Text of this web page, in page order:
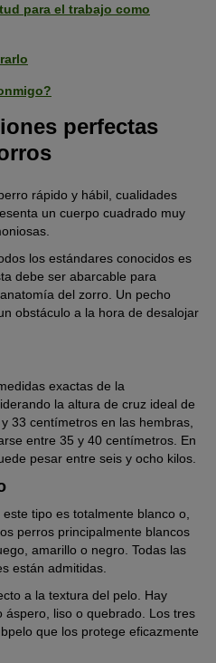
para el trabajo como
perfectas
rápido y hábil, cualidades
un cuerpo cuadrado muy
los estándares conocidos es
debe ser abarcable para
del zorro. Un pecho
obstáculo a la hora de desalojar
exactas de la
la altura de cruz ideal de
33 centímetros en las hembras,
entre 35 y 40 centímetros. En
pesar entre seis y ocho kilos.
tipo es totalmente blanco o,
perros principalmente blancos
amarillo o negro. Todas las
están admitidas.
a la textura del pelo. Hay
áspero, liso o quebrado. Los tres
que los protege eficazmente